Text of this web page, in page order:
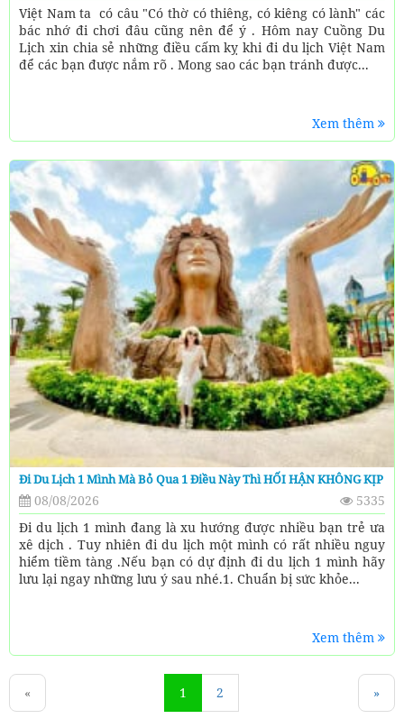
Việt Nam ta có câu "Có thờ có thiêng, có kiêng có lành" các
bác nhớ đi chơi đâu cũng nên để ý . Hôm nay Cuồng Du
Lịch xin chia sẻ những điều cấm kỵ khi đi du lịch Việt Nam
để các bạn được nắm rõ . Mong sao các bạn tránh được...
Xem thêm
Đi Du Lịch 1 Mình Mà Bỏ Qua 1 Điều Này Thì HỐI HẬN KHÔNG KỊP
08/08/2026
5335
Đi du lịch 1 mình đang là xu hướng được nhiều bạn trẻ ưa
xê dịch . Tuy nhiên đi du lịch một mình có rất nhiều nguy
hiểm tiềm tàng .Nếu bạn có dự định đi du lịch 1 mình hãy
lưu lại ngay những lưu ý sau nhé.1. Chuẩn bị sức khỏe...
Xem thêm
« 1 2 »